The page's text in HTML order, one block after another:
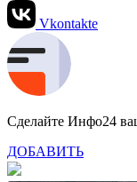
Vkontakte
Сделайте Инфо24
ДОБАВИТЬ